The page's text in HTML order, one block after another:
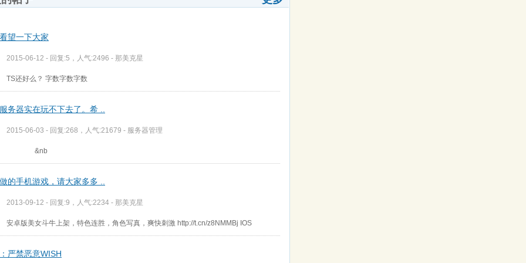
望一下大家
2015-06-12 - 回复:5，人气:2496 - 那美克星
TS还好么？ 字数字数字数
务器实在玩不下去了。希 ..
2015-06-03 - 回复:268，人气:21679 - 服务器管理
&nb
的手机游戏，请大家多多 ..
2013-09-12 - 回复:9，人气:2234 - 那美克星
安卓版美女斗牛上架，特色连胜，角色写真，爽快刺激 http://t.cn/z8NMMBj IOS
严禁恶意WISH